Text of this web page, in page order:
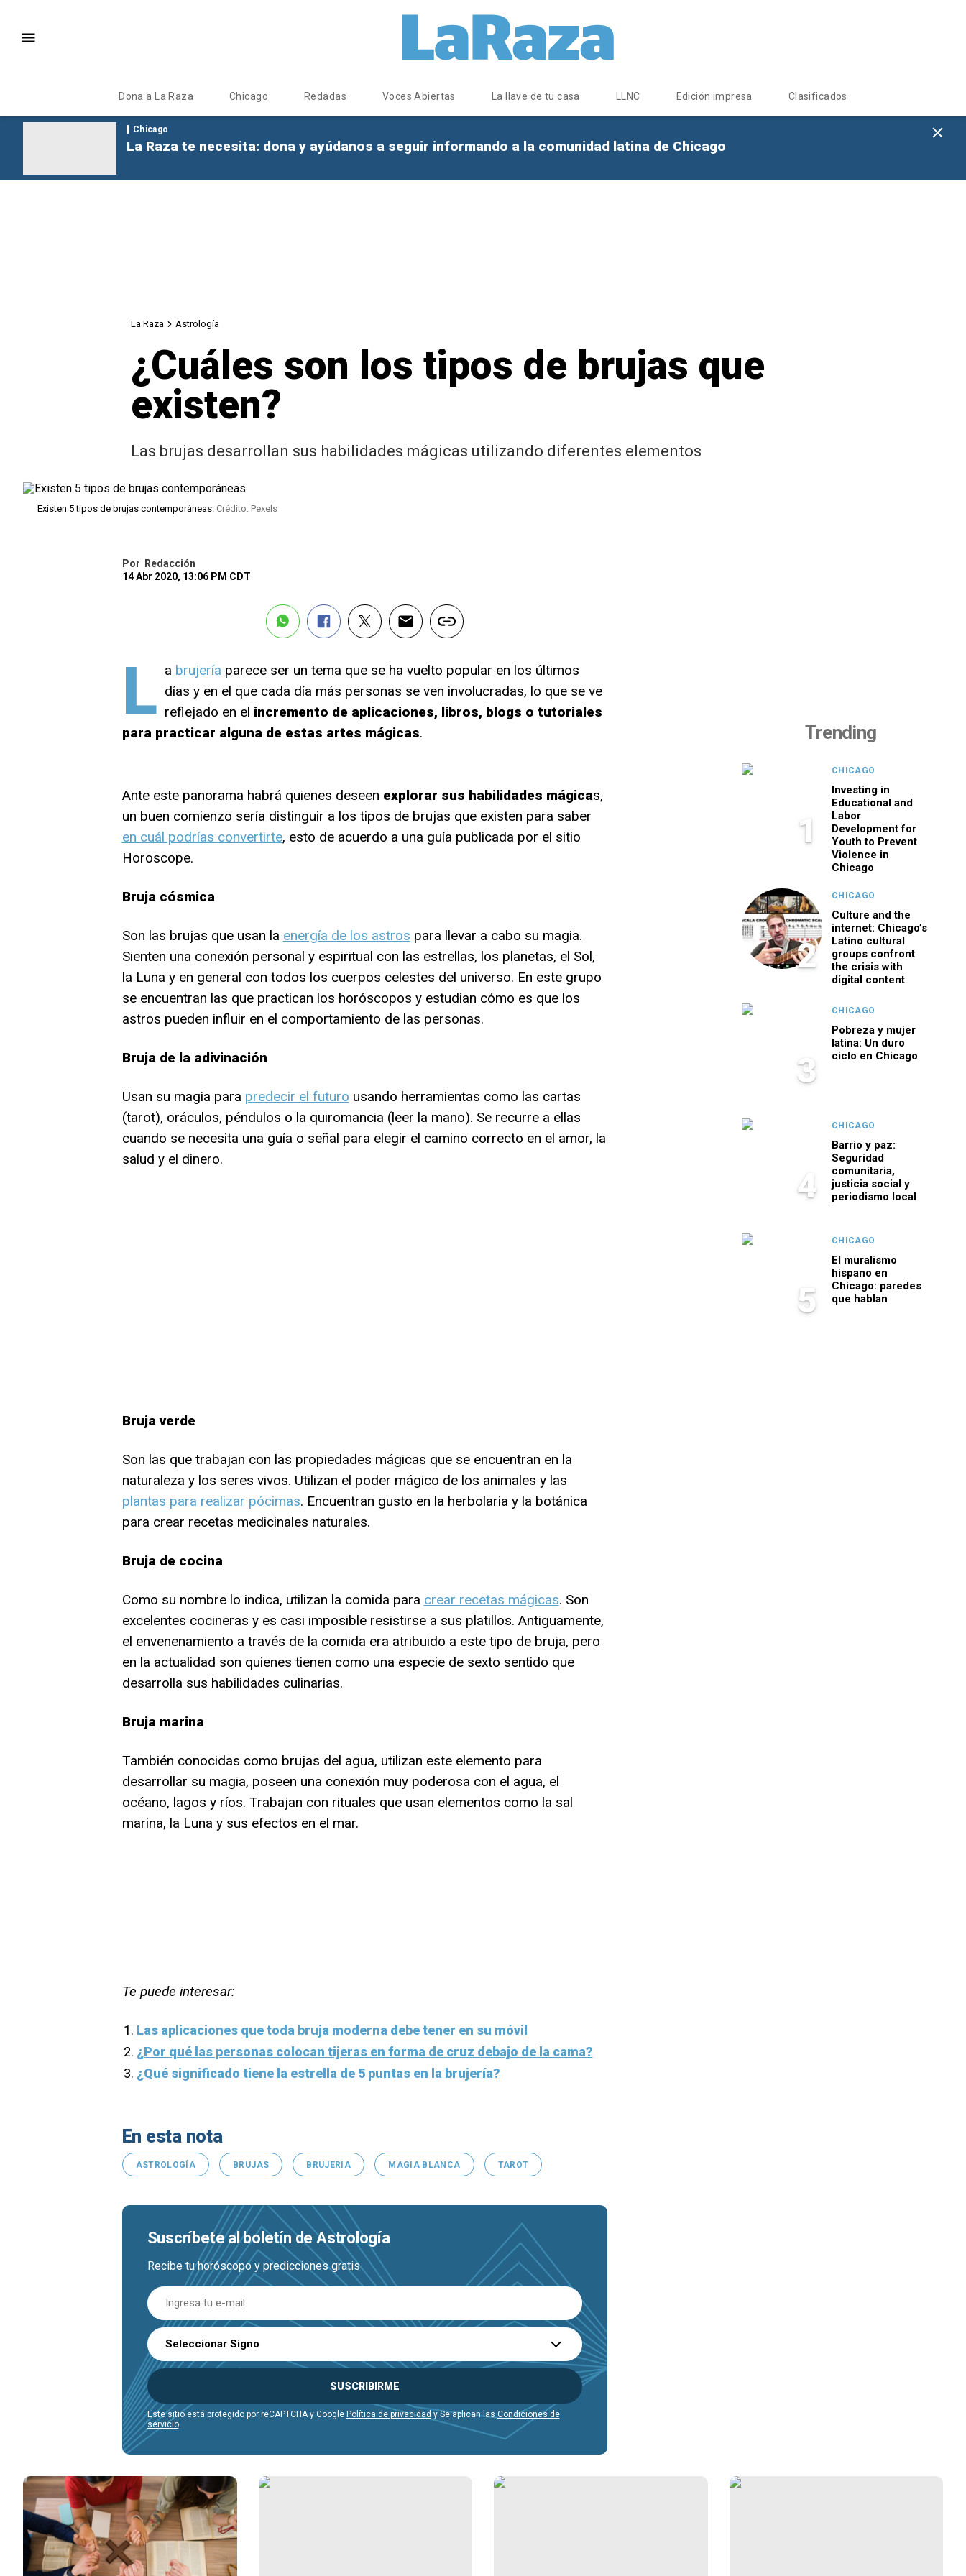
Dona a La Raza Chicago Redadas Voces Abiertas La llave de tu casa LLNC Edición impresa Clasificados
Chicago
La Raza te necesita: dona y ayúdanos a seguir informando a la comunidad latina de Chicago
La Raza Astrología
¿Cuáles son los tipos de brujas que
existen?
Las brujas desarrollan sus habilidades mágicas utilizando diferentes elementos
Existen 5 tipos de brujas contemporáneas. Crédito: Pexels
Por
Redacción
14 Abr 2020, 13:06 PM CDT
L a brujería parece ser un tema que se ha vuelto popular en los últimos
días y en el que cada día más personas se ven involucradas, lo que se ve
reflejado en el incremento de aplicaciones, libros, blogs o tutoriales
para practicar alguna de estas artes mágicas.
Ante este panorama habrá quienes deseen explorar sus habilidades mágicas,
un buen comienzo sería distinguir a los tipos de brujas que existen para saber
en cuál podrías convertirte, esto de acuerdo a una guía publicada por el sitio
Horoscope.
Bruja cósmica
Son las brujas que usan la energía de los astros para llevar a cabo su magia.
Sienten una conexión personal y espiritual con las estrellas, los planetas, el Sol,
la Luna y en general con todos los cuerpos celestes del universo. En este grupo
se encuentran las que practican los horóscopos y estudian cómo es que los
astros pueden influir en el comportamiento de las personas.
Bruja de la adivinación
Usan su magia para predecir el futuro usando herramientas como las cartas
(tarot), oráculos, péndulos o la quiromancia (leer la mano). Se recurre a ellas
cuando se necesita una guía o señal para elegir el camino correcto en el amor, la
salud y el dinero.
Bruja verde
Son las que trabajan con las propiedades mágicas que se encuentran en la
naturaleza y los seres vivos. Utilizan el poder mágico de los animales y las
plantas para realizar pócimas. Encuentran gusto en la herbolaria y la botánica
para crear recetas medicinales naturales.
Bruja de cocina
Como su nombre lo indica, utilizan la comida para crear recetas mágicas. Son
excelentes cocineras y es casi imposible resistirse a sus platillos. Antiguamente,
el envenenamiento a través de la comida era atribuido a este tipo de bruja, pero
en la actualidad son quienes tienen como una especie de sexto sentido que
desarrolla sus habilidades culinarias.
Bruja marina
También conocidas como brujas del agua, utilizan este elemento para
desarrollar su magia, poseen una conexión muy poderosa con el agua, el
océano, lagos y ríos. Trabajan con rituales que usan elementos como la sal
marina, la Luna y sus efectos en el mar.
Te puede interesar:
Las aplicaciones que toda bruja moderna debe tener en su móvil
¿Por qué las personas colocan tijeras en forma de cruz debajo de la cama?
¿Qué significado tiene la estrella de 5 puntas en la brujería?
En esta nota
ASTROLOGÍA BRUJAS BRUJERIA MAGIA BLANCA TAROT
Suscríbete al boletín de Astrología
Recibe tu horóscopo y predicciones gratis
Seleccionar Signo
SUSCRIBIRME
Este sitio está protegido por reCAPTCHA y Google Política de privacidad y Se aplican las Condiciones de
servicio.
Trending
1
CHICAGO
Investing in
Educational and
Labor
Development for
Youth to Prevent
Violence in
Chicago
2
CHICAGO
Culture and the
internet: Chicago’s
Latino cultural
groups confront
the crisis with
digital content
3
CHICAGO
Pobreza y mujer
latina: Un duro
ciclo en Chicago
4
CHICAGO
Barrio y paz:
Seguridad
comunitaria,
justicia social y
periodismo local
5
CHICAGO
El muralismo
hispano en
Chicago: paredes
que hablan